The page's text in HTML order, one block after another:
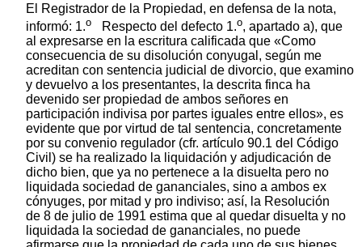
El Registrador de la Propiedad, en defensa de la nota,
informó: 1.o Respecto del defecto 1.o, apartado a), que
al expresarse en la escritura calificada que «Como
consecuencia de su disolución conyugal, según me
acreditan con sentencia judicial de divorcio, que examino
y devuelvo a los presentantes, la descrita finca ha
devenido ser propiedad de ambos señores en
participación indivisa por partes iguales entre ellos», es
evidente que por virtud de tal sentencia, concretamente
por su convenio regulador (cfr. artículo 90.1 del Código
Civil) se ha realizado la liquidación y adjudicación de
dicho bien, que ya no pertenece a la disuelta pero no
liquidada sociedad de gananciales, sino a ambos ex
cónyuges, por mitad y pro indiviso; así, la Resolución
de 8 de julio de 1991 estima que al quedar disuelta y no
liquidada la sociedad de gananciales, no puede